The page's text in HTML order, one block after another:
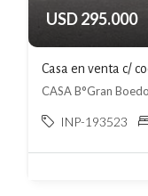
USD 295.000
Casa en venta c/
CASA B°Gran
INP-193523